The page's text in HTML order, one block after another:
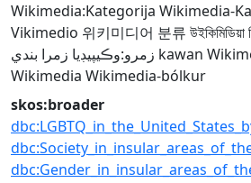
Wikimedia:Kategorija Wikimedia-
Vikimedio 위키미디어 분류 উইকিমিডিয়া
زمرو:وڪيپيڊيا زمرا بندي kawan
Wikimedia Wikimedia-bólkur
skos:broader